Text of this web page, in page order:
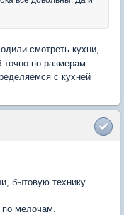
смотреть кухни,
по размерам
с кухней
бытовую технику
мелочам.